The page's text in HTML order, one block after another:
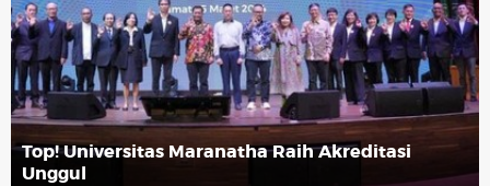
Top! Universitas Maranatha Raih Akreditasi
Unggul